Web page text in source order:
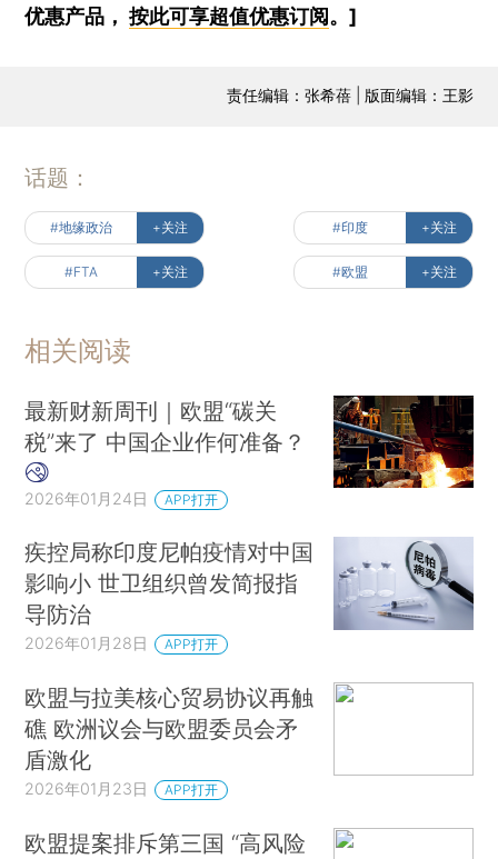
优惠产品，按此可享超值优惠订阅 。]
责任编辑：张希蓓 | 版面编辑：王影
话题：
#地缘政治 +关注 #印度 +关注
#FTA +关注 #欧盟 +关注
相关阅读
最新财新周刊｜欧盟“碳关
税”来了 中国企业作何准备？
2026年01月24日 APP打开
疾控局称印度尼帕疫情对中国
影响小 世卫组织曾发简报指
导防治
2026年01月28日 APP打开
欧盟与拉美核心贸易协议再触
礁 欧洲议会与欧盟委员会矛
盾激化
2026年01月23日 APP打开
欧盟提案排斥第三国 “高风险